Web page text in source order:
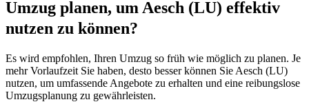
Umzug planen, um Aesch (LU) effektiv
nutzen zu können?
Es wird empfohlen, Ihren Umzug so früh wie möglich zu planen. Je
mehr Vorlaufzeit Sie haben, desto besser können Sie Aesch (LU)
nutzen, um umfassende Angebote zu erhalten und eine reibungslose
Umzugsplanung zu gewährleisten.